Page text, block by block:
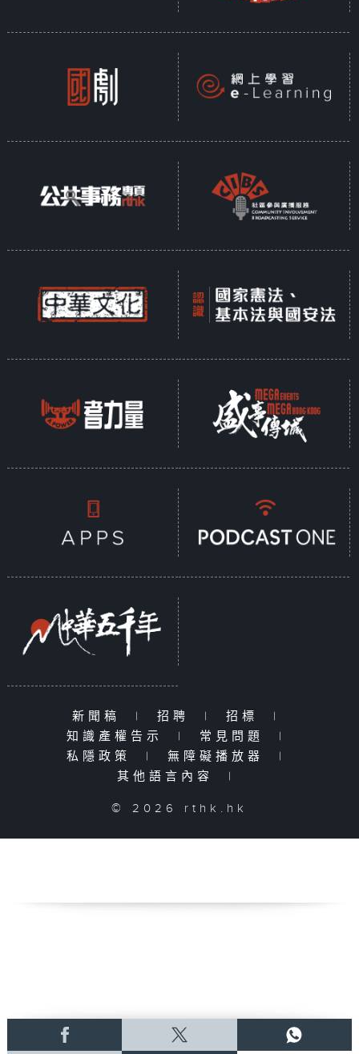
新聞稿 | 招聘 | 招標
|
知識產權告示
| 常見問題
|
私隱政策
| 無障礙播放器
|
其他語言內容
|
© 2026 rthk.hk